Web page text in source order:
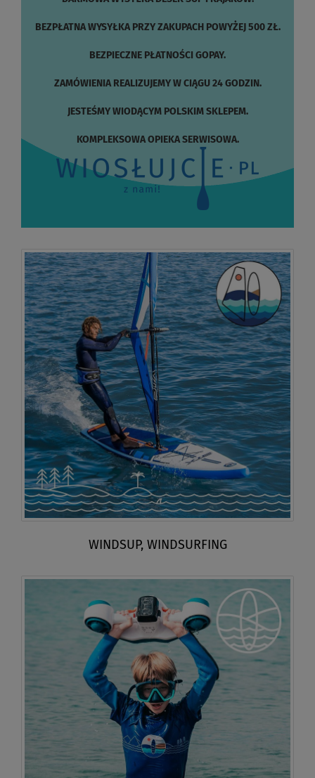
BEZPŁATNA WYSYŁKA PRZY ZAKUPACH POWYŻEJ 500 ZŁ.
BEZPIECZNE PŁATNOŚCI GOPAY.
ZAMÓWIENIA REALIZUJEMY W CIĄGU 24 GODZIN.
JESTEŚMY WIODĄCYM POLSKIM SKLEPEM.
KOMPLEKSOWA OPIEKA SERWISOWA.
WINDSUP, WINDSURFING